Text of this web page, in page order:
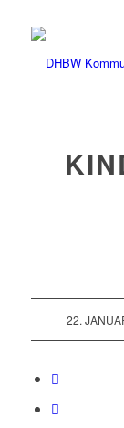
22. /